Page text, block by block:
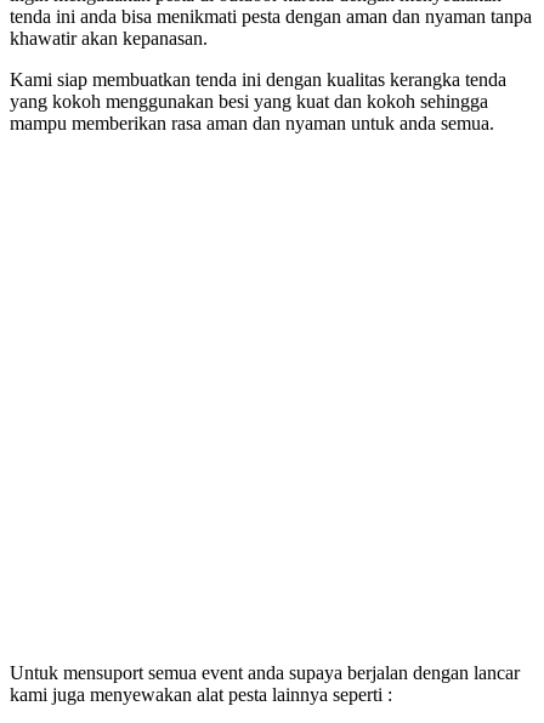
tenda ini anda bisa menikmati pesta dengan aman dan nyaman tanpa
khawatir akan kepanasan.
Kami siap membuatkan tenda ini dengan kualitas kerangka tenda
yang kokoh menggunakan besi yang kuat dan kokoh sehingga
mampu memberikan rasa aman dan nyaman untuk anda semua.
Untuk mensuport semua event anda supaya berjalan dengan lancar
kami juga menyewakan alat pesta lainnya seperti :